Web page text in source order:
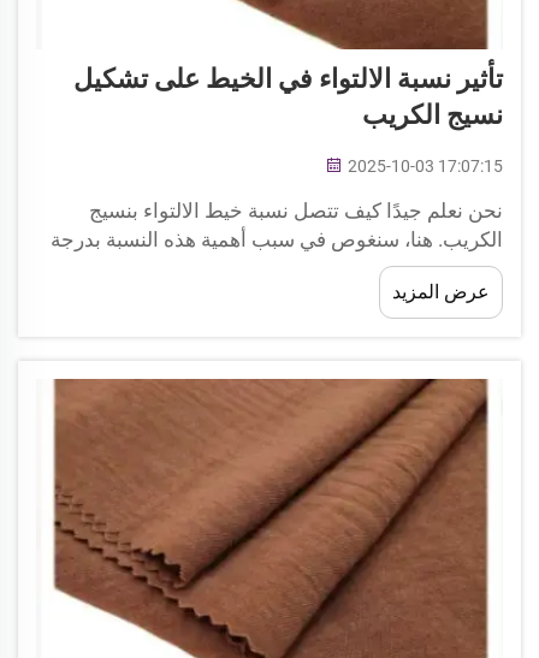
تأثير نسبة الالتواء في الخيط على تشكيل
نسيج الكريب
2025-10-03 17:07:15
نحن نعلم جيدًا كيف تتصل نسبة خيط الالتواء بنسيج
الكريب. هنا، سنغوص في سبب أهمية هذه النسبة بدرجة
كبيرة، وما تأثيرها على النسيج، بالإضافة إلى نصائح
للحصول على أفضل النتائج. إن فهم الأهمية بالنسبة لنسيج
الكريب...
عرض المزيد